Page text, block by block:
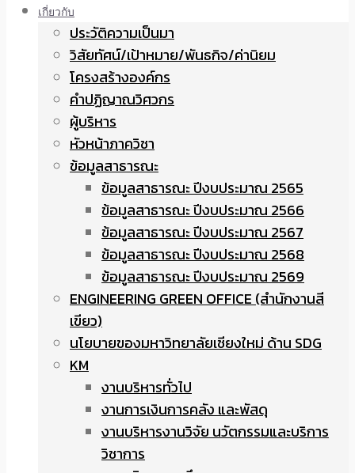
เกี่ยวกับ
ประวัติความเป็นมา
วิสัยทัศน์/เป้าหมาย/พันธกิจ/ค่านิยม
โครงสร้างองค์กร
คำปฏิญาณวิศวกร
ผู้บริหาร
หัวหน้าภาควิชา
ข้อมูลสาธารณะ
ข้อมูลสาธารณะ ปีงบประมาณ 2565
ข้อมูลสาธารณะ ปีงบประมาณ 2566
ข้อมูลสาธารณะ ปีงบประมาณ 2567
ข้อมูลสาธารณะ ปีงบประมาณ 2568
ข้อมูลสาธารณะ ปีงบประมาณ 2569
ENGINEERING GREEN OFFICE (สำนักงานสี
เขียว)
นโยบายของมหาวิทยาลัยเชียงใหม่ ด้าน SDG
KM
งานบริหารทั่วไป
งานการเงินการคลัง และพัสดุ
งานบริหารงานวิจัย นวัตกรรมและบริการ
วิชาการ